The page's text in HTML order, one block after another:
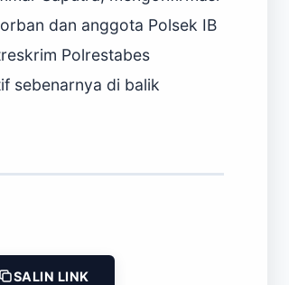
dan anggota Polsek IB
Polrestabes
sebenarnya di balik
SALIN LINK